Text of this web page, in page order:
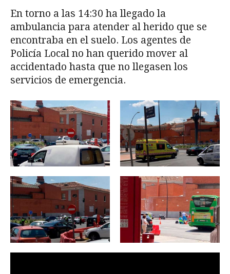
En torno a las 14:30 ha llegado la
ambulancia para atender al herido que se
encontraba en el suelo. Los agentes de
Policía Local no han querido mover al
accidentado hasta que no llegasen los
servicios de emergencia.